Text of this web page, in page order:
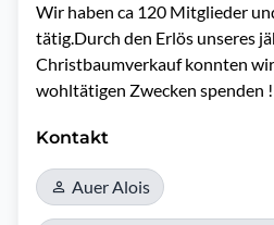
Wir haben ca 120 Mitglieder
tätig.Durch den Erlös unseres
Christbaumverkauf konnten
wohltätigen Zwecken spenden !
Kontakt
Auer Alois